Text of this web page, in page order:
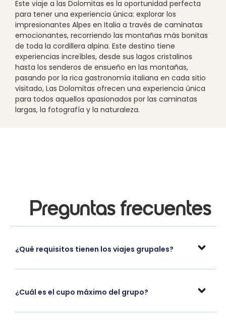
Este viaje a las Dolomitas es la oportunidad perfecta
para tener una experiencia única: explorar los
impresionantes Alpes en Italia a través de caminatas
emocionantes, recorriendo las montañas más bonitas
de toda la cordillera alpina. Este destino tiene
experiencias increíbles, desde sus lagos cristalinos
hasta los senderos de ensueño en las montañas,
pasando por la rica gastronomía italiana en cada sitio
visitado, Las Dolomitas ofrecen una experiencia única
para todos aquellos apasionados por las caminatas
largas, la fotografía y la naturaleza.
Preguntas frecuentes
¿Qué requisitos tienen los viajes grupales?
¿Cuál es el cupo máximo del grupo?